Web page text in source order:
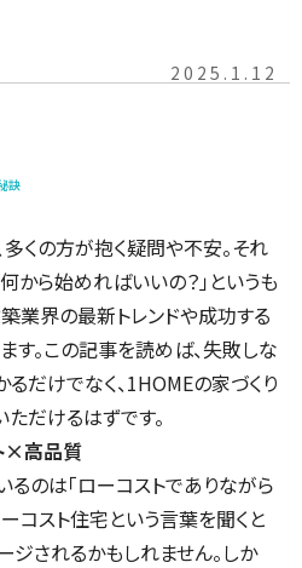
2025.1.12
訣
くの方が抱く疑問や不安。それ
から始めればいいの？」というも
築業界の最新トレンドや成功する
す。この記事を読めば、失敗しな
だけでなく、1HOMEの家づくり
だけるはずです。
×高品質
るのは「ローコストでありながら
コスト住宅という言葉を聞くと
ジされるかもしれません。しか